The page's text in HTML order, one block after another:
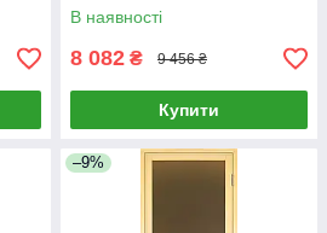
В наявності
8 082 ₴ 9 456 ₴
Купити
–9%